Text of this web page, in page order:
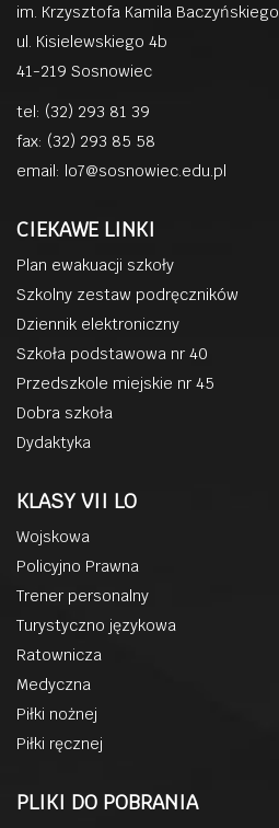
im. Krzysztofa Kamila Baczyńskiego
ul. Kisielewskiego 4b
41-219 Sosnowiec
tel: (32) 293 81 39
fax: (32) 293 85 58
email: lo7@sosnowiec.edu.pl
CIEKAWE LINKI
Plan ewakuacji szkoły
Szkolny zestaw podręczników
Dziennik elektroniczny
Szkoła podstawowa nr 40
Przedszkole miejskie nr 45
Dobra szkoła
Dydaktyka
KLASY VII LO
Wojskowa
Policyjno Prawna
Trener personalny
Turystyczno językowa
Ratownicza
Medyczna
Piłki nożnej
Piłki ręcznej
PLIKI DO POBRANIA